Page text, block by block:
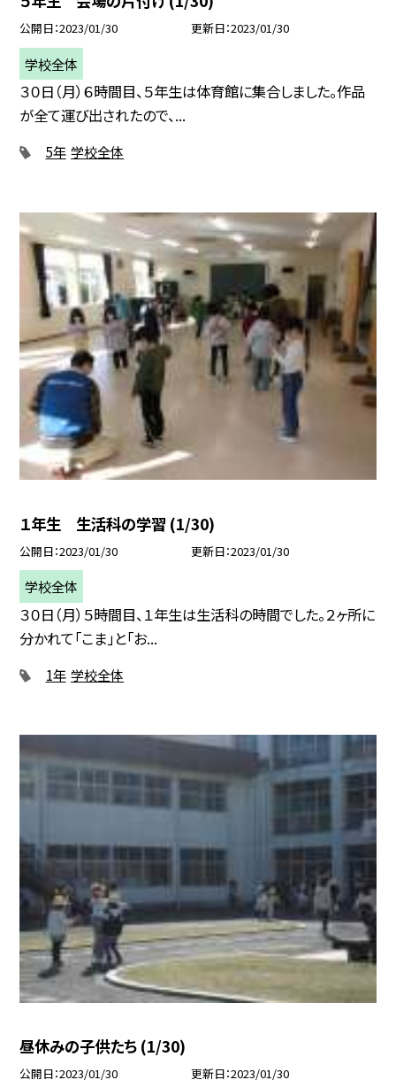
公開日 2023/01/30 更新日 2023/01/30
学校全体
３０日（月）６時間目、５年生は体育館に集合しました。作品
が全て運び出されたので、...
5年 学校全体
１年生 生活科の学習 (1/30)
公開日 2023/01/30 更新日 2023/01/30
学校全体
３０日（月）５時間目、１年生は生活科の時間でした。２ヶ所に
分かれて「こま」と「お...
1年 学校全体
昼休みの子供たち (1/30)
公開日 2023/01/30 更新日 2023/01/30